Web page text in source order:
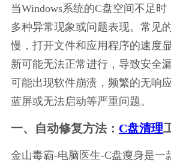
当Windows系统的C盘空间不足
多种异常现象或问题表现。常见
慢，打开文件和应用程序的速度
新可能无法正常进行，导致安全
可能出现软件崩溃，频繁的无响
蓝屏或无法启动等严重问题。
一、自动修复方法： C盘清理
金山毒霸-电脑医生-C盘瘦身是一